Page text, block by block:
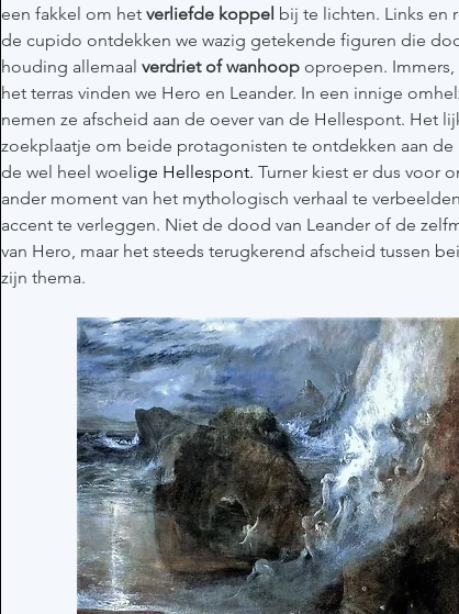
een fakkel om het verliefde koppel bij te lichten. Links en
de cupido ontdekken we wazig getekende figuren die
houding allemaal verdriet of wanhoop oproepen.
het terras vinden we Hero en Leander. In een innige
nemen ze afscheid aan de oever van de Hellespont. Het
zoekplaatje om beide protagonisten te ontdekken aan de
de wel heel woelige Hellespont. Turner kiest er dus voor
ander moment van het mythologisch verhaal te
accent te verleggen. Niet de dood van Leander of de
van Hero, maar het steeds terugkerend afscheid tussen
zijn thema.